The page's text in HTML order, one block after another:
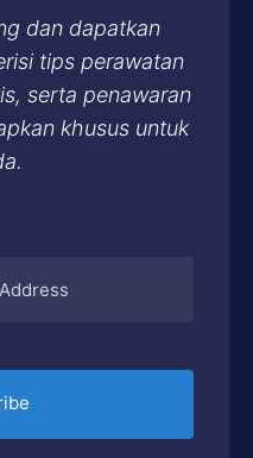
dan dapatkan
tips perawatan
serta penawaran
khusus untuk